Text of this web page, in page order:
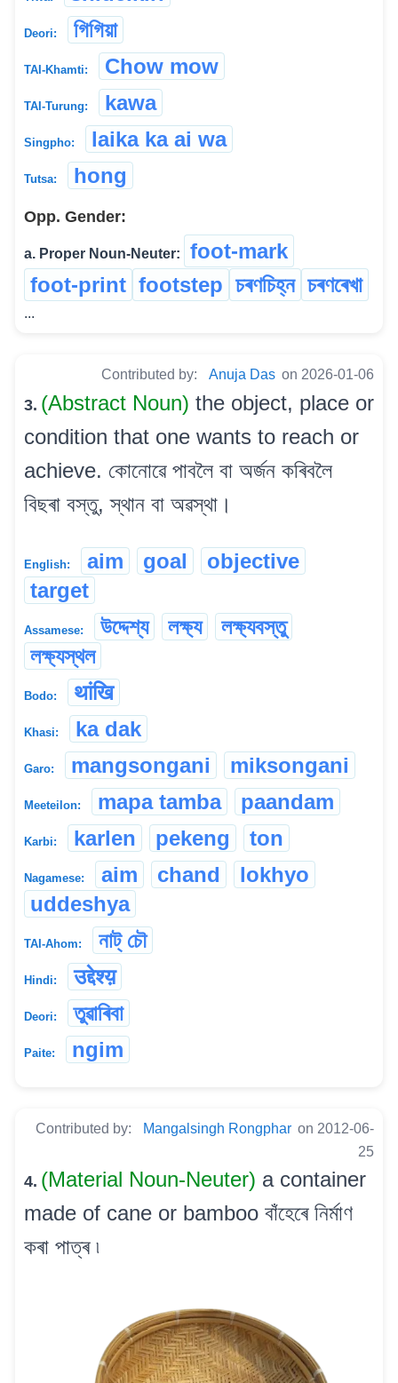
Deori: গিগিয়া
TAI-Khamti: Chow mow
TAI-Turung: kawa
Singpho: laika ka ai wa
Tutsa: hong
Opp. Gender:
a. Proper Noun-Neuter:
foot-mark
foot-print footstep চৰণচিহ্ন চৰণৰেখা
...
Contributed by: Anuja Das on 2026-01-06
3. (Abstract Noun) the object, place or
condition that one wants to reach or
achieve. কোনোৱে পাবলৈ বা অৰ্জন কৰিবলৈ
বিছৰা বস্তু, স্থান বা অৱস্থা।
English: aim goal
objective
target
Assamese: উদ্দেশ্য লক্ষ্য
লক্ষ্যবস্তু
লক্ষ্যস্থল
Bodo: थांखि
Khasi: ka dak
Garo: mangsongani miksongani
Meeteilon: mapa tamba paandam
Karbi: karlen pekeng ton
Nagamese: aim chand
lokhyo
uddeshya
TAI-Ahom: নাট্ চৌ
Hindi: उद्देश्य़
Deori: তুৱাৰিবা
Paite: ngim
Contributed by: Mangalsingh Rongphar on 2012-06-
25
4. (Material Noun-Neuter) a container
made of cane or bamboo বাঁহেৰে নিৰ্মাণ
কৰা পাত্ৰ ৷